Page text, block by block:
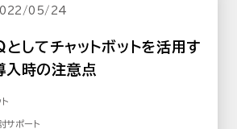
05/24
してチャットボットを活用す
入時の注意点
サポート